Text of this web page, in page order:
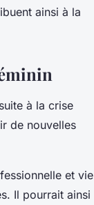
ainsi à la
à la crise
de nouvelles
et vie
Il pourrait ainsi